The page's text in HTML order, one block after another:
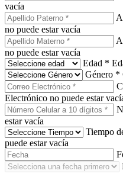
vacía
no puede estar vacía
no puede estar vacía
Edad *
Género *
Electrónico no puede estar
estar vacía
Tiempo
puede estar vacía